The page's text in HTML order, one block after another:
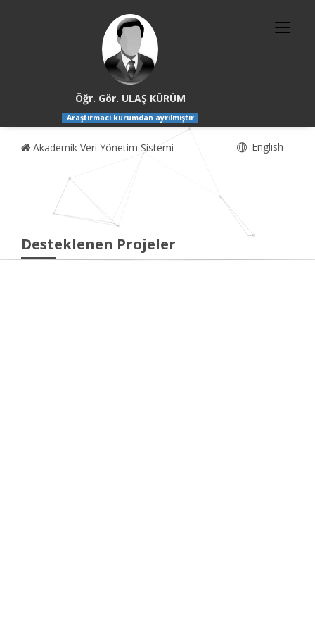
Öğr. Gör. ULAŞ KÜRÜM
Araştırmacı kurumdan ayrılmıştır
Akademik Veri Yönetim Sistemi English
Desteklenen Projeler